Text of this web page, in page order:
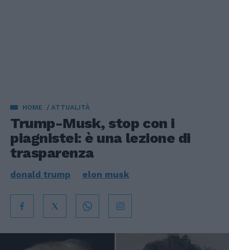
HOME ATTUALITÀ
Trump-Musk, stop con i
piagnistei: è una lezione di
trasparenza
donald trump elon musk